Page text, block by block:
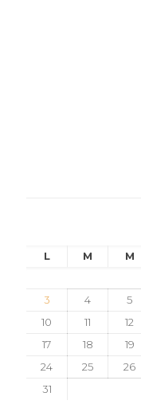
L M M
3
4 5
10
11 12
17
18 19
24
25 26
31